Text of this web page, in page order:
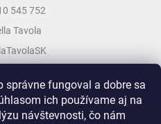
správne fungoval a dobre sa
ich používame aj na
návštevnosti, čo nám
545 752
Tavola